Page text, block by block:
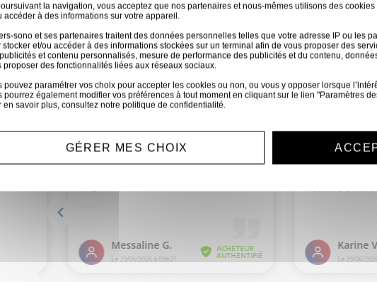
Paiement sécurisé
toutes
la navigation, vous acceptez que nos partenaires et nous-mêmes utilisons des
accéder à des informations sur votre appareil.
sono et ses partenaires traitent des données personnelles telles que votre adresse IP ou les
stocker et/ou accéder à des informations stockées sur un terminal afin de vous proposer des
et contenu personnalisés, mesure de performance des publicités et du contenu,
proposer des fonctionnalités liées aux réseaux sociaux.
pouvez paramétrer vos choix pour accepter les cookies ou non, ou vous y opposer lorsque
pourrez également modifier vos préférences à tout moment en cliquant sur le lien "Paramètres
en savoir plus, consultez notre politique de confidentialité.
GÉRER MES CHOIX